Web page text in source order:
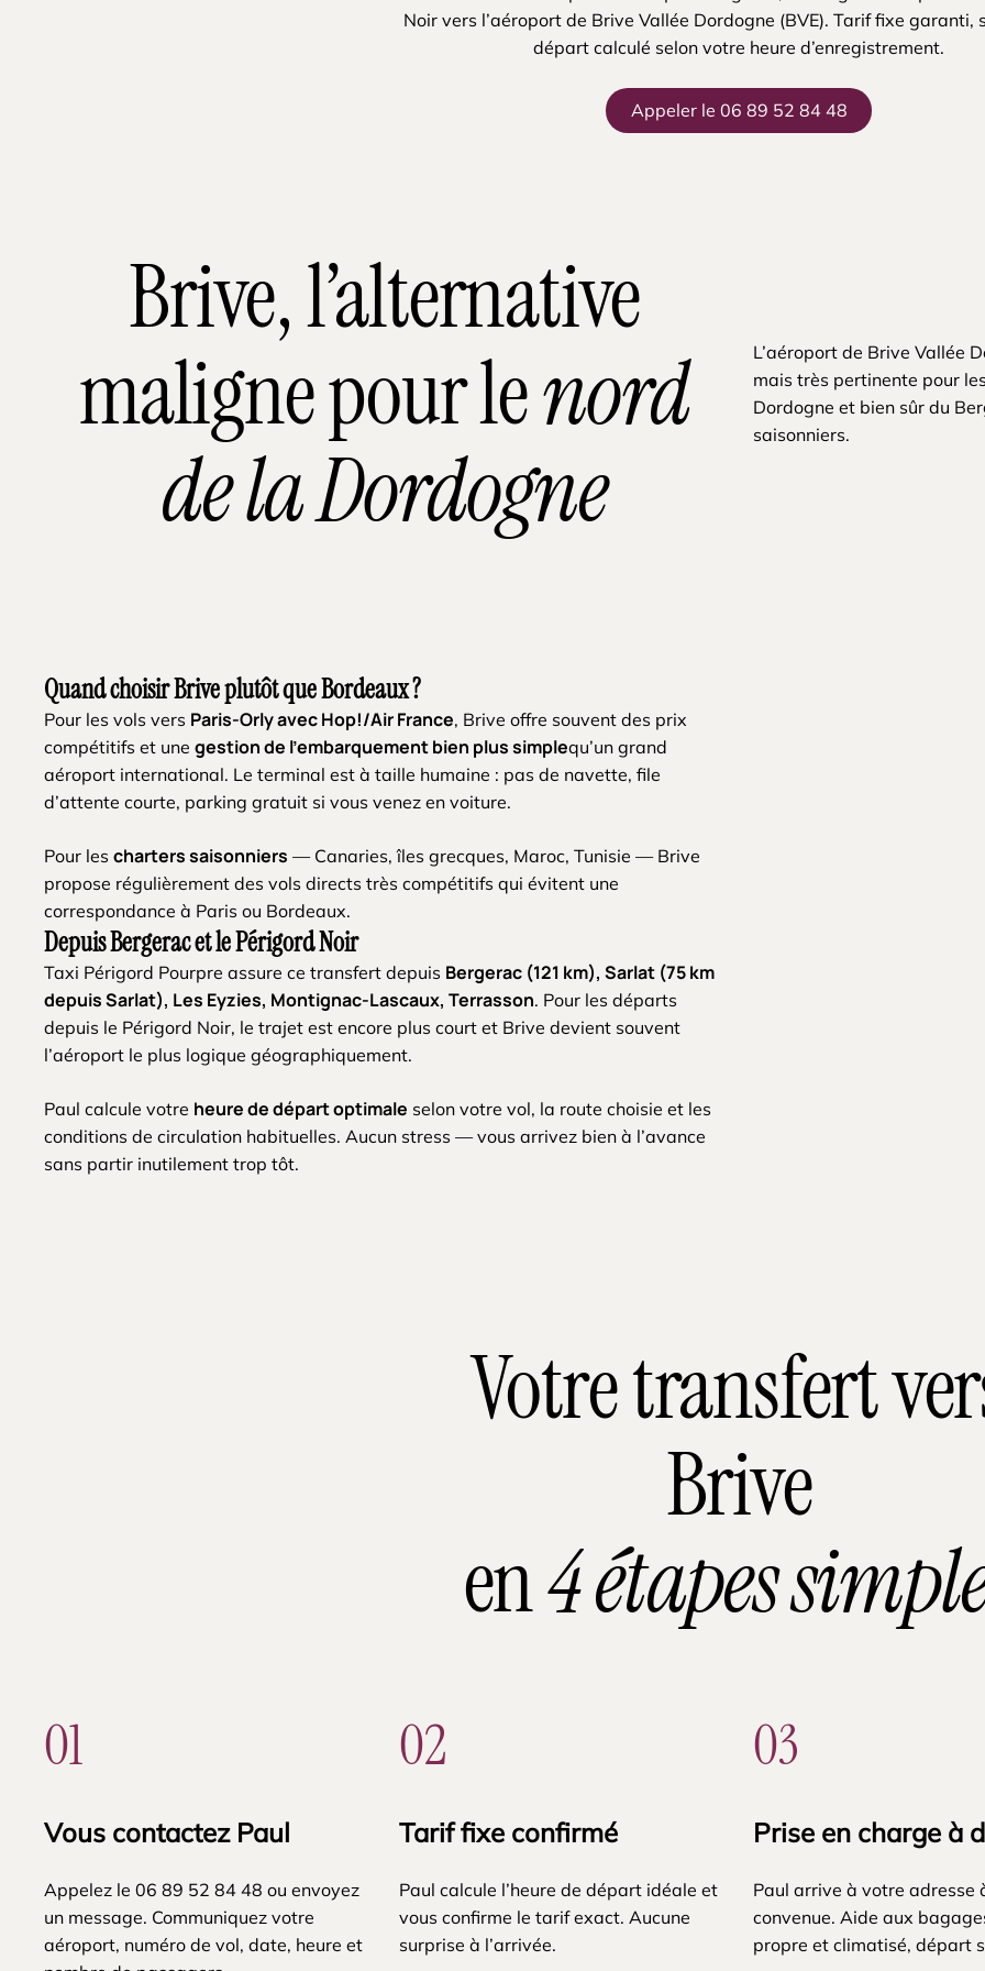
Noir vers l’aéroport de Brive Vallée Dordogne (BVE). Tarif fixe garanti,
départ calculé selon votre heure d’enregistrement.
Appeler le 06 89 52 84 48
Brive, l’alternative
maligne pour lenord
de la Dordogne
L’aéroport de Brive Vallée
mais très pertinente pour
Dordogne et bien sûr du
saisonniers.
Quand choisir Brive plutôt que Bordeaux ?
Pour les vols vers Paris-Orly avec Hop!/Air France, Brive offre souvent des prix
compétitifs et unegestion de l’embarquement bien plus simplequ’un grand
aéroport international. Le terminal est à taille humaine : pas de navette, file
d’attente courte, parking gratuit si vous venez en voiture.
Pour lescharters saisonniers — Canaries, îles grecques, Maroc, Tunisie — Brive
propose régulièrement des vols directs très compétitifs qui évitent une
correspondance à Paris ou Bordeaux.
Depuis Bergerac et le Périgord Noir
Taxi Périgord Pourpre assure ce transfert depuis Bergerac (121 km), Sarlat (75 km
depuis Sarlat), Les Eyzies, Montignac-Lascaux, Terrasson. Pour les départs
depuis le Périgord Noir, le trajet est encore plus court et Brive devient souvent
l’aéroport le plus logique géographiquement.
Paul calcule votre heure de départ optimale selon votre vol, la route choisie et les
conditions de circulation habituelles. Aucun stress — vous arrivez bien à l’avance
sans partir inutilement trop tôt.
Votre transfert
Brive
en4 étapes
01
Vous contactez Paul
Appelez le 06 89 52 84 48 ou envoyez
un message. Communiquez votre
aéroport, numéro de vol, date, heure et
02
Tarif fixe confirmé
Paul calcule l’heure de départ idéale et
vous confirme le tarif exact. Aucune
surprise à l’arrivée.
03
Prise en charge à
Paul arrive à votre adresse
convenue. Aide aux
propre et climatisé, départ